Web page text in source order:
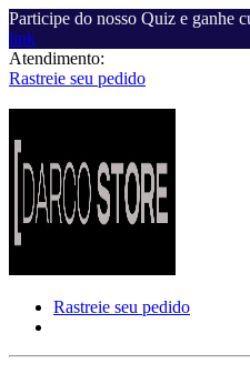
Participe do nosso Quiz e ganhe
link
Atendimento:
Rastreie seu pedido
Rastreie seu pedido